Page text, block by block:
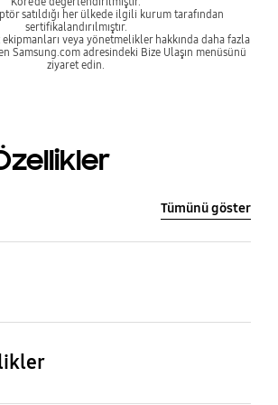
satıldığı her ülkede ilgili kurum tarafından
sertifikalandırılmıştır.
veya yönetmelikler hakkında daha fazla
Samsung.com adresindeki Bize Ulaşın menüsünü
ziyaret edin.
Tümünü göster
Arabirim